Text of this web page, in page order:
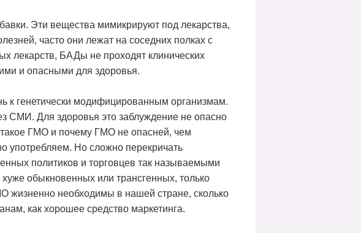
Эти вещества мимикрируют под лекарства,
часто они лежат на соседних полках с
лекарств, БАДы не проходят клинических
и опасными для здоровья.
к генетически модифицированным организмам.
СМИ. Для здоровья это заблуждение не опасно
такое ГМО и почему ГМО не опасней, чем
употребляем. Но сложно перекричать
политиков и торговцев так называемыми
обыкновенных или трансгенных, только
жизненно необходимы в нашей стране, сколько
как хорошее средство маркетинга.